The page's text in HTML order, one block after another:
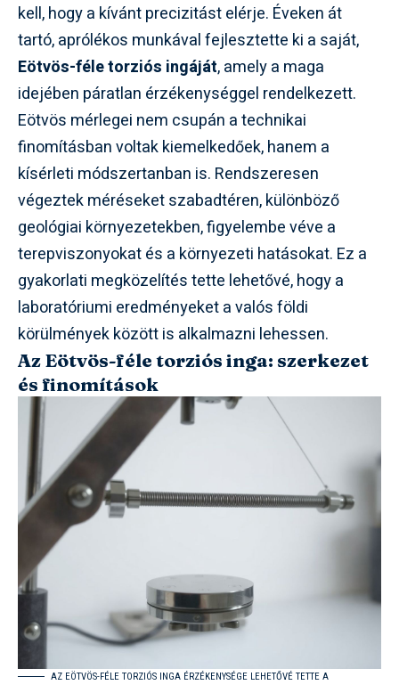
kell, hogy a kívánt precizitást elérje. Éveken át
tartó, aprólékos munkával fejlesztette ki a saját,
Eötvös-féle torziós ingáját, amely a maga
idejében páratlan érzékenységgel rendelkezett.
Eötvös mérlegei nem csupán a technikai
finomításban voltak kiemelkedőek, hanem a
kísérleti módszertanban is. Rendszeresen
végeztek méréseket szabadtéren, különböző
geológiai környezetekben, figyelembe véve a
terepviszonyokat és a környezeti hatásokat. Ez a
gyakorlati megközelítés tette lehetővé, hogy a
laboratóriumi eredményeket a valós földi
körülmények között is alkalmazni lehessen.
Az Eötvös-féle torziós inga: szerkezet
és finomítások
AZ EÖTVÖS-FÉLE TORZIÓS INGA ÉRZÉKENYSÉGE LEHETŐVÉ TETTE A